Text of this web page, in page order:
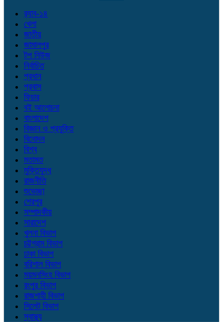
র‌্যাব-১৪
খেলা
জাতীয়
জামালপুর
টপ নিউজ
নির্বাচিত
প্রধান
প্রবাস
ফিচার
বই আলোচনা
বাংলাদেশ
বিজ্ঞান ও প্রযুক্তি
বিনোদন
বিশ্ব
মতামত
মুক্তিযুদ্ধ
রাজনীতি
শুভেচ্ছা
শেরপুর
সম্পাদকীয়
সারাদেশ
খুলনা বিভাগ
চট্টগ্রাম বিভাগ
ঢাকা বিভাগ
বরিশাল বিভাগ
ময়মনসিংহ বিভাগ
রংপুর বিভাগ
রাজশাহী বিভাগ
সিলেট বিভাগ
স্বাস্থ্য